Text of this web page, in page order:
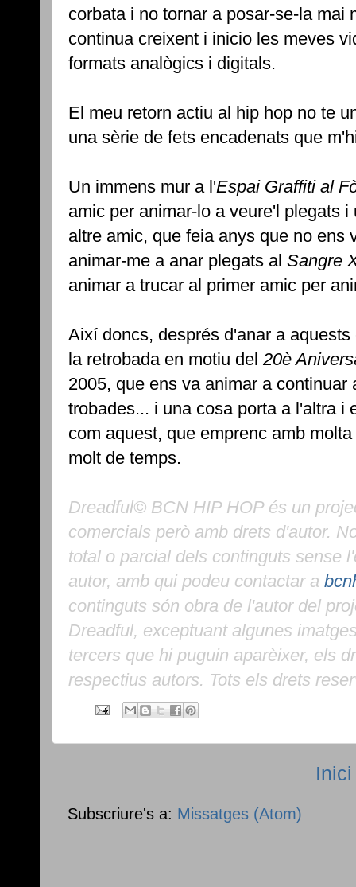
corbata i no tornar a posar-se-la mai
continua creixent i inicio les meves
formats analògics i digitals.
El meu retorn actiu al hip hop no te
una sèrie de fets encadenats que
Un immens mur a l'Espai Graffiti al
amic per animar-lo a veure'l plegats
altre amic, que feia anys que no ens
animar-me a anar plegats al Sangre
animar a trucar al primer amic per
Així doncs, després d'anar a
la retrobada en motiu del 20è
2005, que ens va animar a continuar
trobades... i una cosa porta a l'altra i
com aquest, que emprenc amb
molt de temps.
Dreadful© BCN HIP HOP és un
comercials però amb drets d'autor.
total o parcial dels continguts sense
autor, amb qui podeu contactar a
continguts són obra de l'autor del
Dreadful, exceptuant algunes
tercers que hi puguin aparèixer, els
respectius autors. Tots els drets
Inici
Subscriure's a: Missatges (Atom)